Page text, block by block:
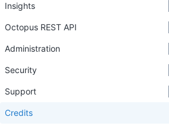
Insights
Octopus REST API
Administration
Security
Support
Credits